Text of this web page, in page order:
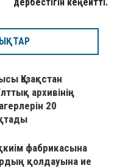
Қазақстан
архивінің
20
фабрикасына
қолдауына ие